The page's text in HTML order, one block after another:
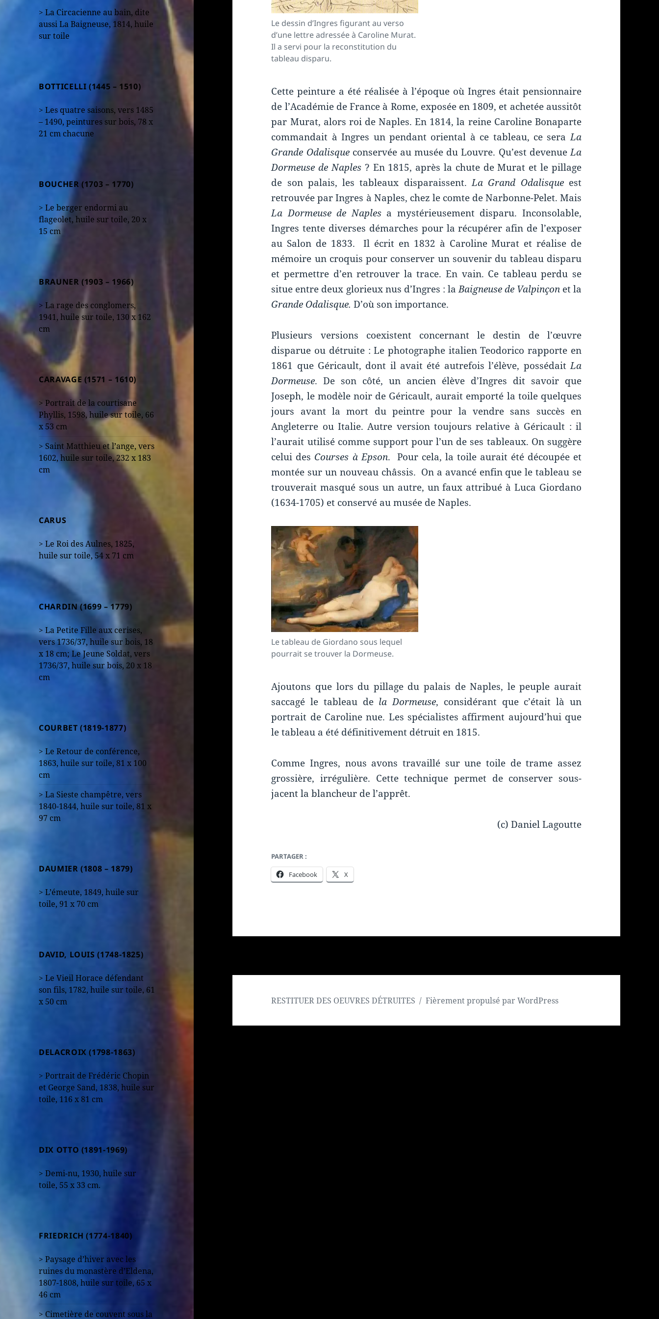
> La Circacienne au bain, dite
aussi La Baigneuse, 1814, huile
sur toile
BOTTICELLI (1445 – 1510)
> Les quatre saisons, vers 1485
– 1490, peintures sur bois, 78 x
21 cm chacune
BOUCHER (1703 – 1770)
> Le berger endormi au
flageolet, huile sur toile, 20 x
15 cm
BRAUNER (1903 – 1966)
> La rage des conglomers,
1941, huile sur toile, 130 x 162
cm
CARAVAGE (1571 – 1610)
> Portrait de la courtisane
Phyllis, 1598, huile sur toile, 66
x 53 cm
> Saint Matthieu et l’ange, vers
1602, huile sur toile, 232 x 183
cm
CARUS
> Le Roi des Aulnes, 1825,
huile sur toile, 54 x 71 cm
CHARDIN (1699 – 1779)
> La Petite Fille aux cerises,
vers 1736/37, huile sur bois, 18
x 18 cm; Le Jeune Soldat, vers
1736/37, huile sur bois, 20 x 18
cm
COURBET (1819-1877)
> Le Retour de conférence,
1863, huile sur toile, 81 x 100
cm
> La Sieste champêtre, vers
1840-1844, huile sur toile, 81 x
97 cm
DAUMIER (1808 – 1879)
> L’émeute, 1849, huile sur
toile, 91 x 70 cm
DAVID, LOUIS (1748-1825)
> Le Vieil Horace défendant
son fils, 1782, huile sur toile, 61
x 50 cm
DELACROIX (1798-1863)
> Portrait de Frédéric Chopin
et George Sand, 1838, huile sur
toile, 116 x 81 cm
DIX OTTO (1891-1969)
> Demi-nu, 1930, huile sur
toile, 55 x 33 cm.
FRIEDRICH (1774-1840)
> Paysage d’hiver avec les
ruines du monastère d’Eldena,
1807-1808, huile sur toile, 65 x
46 cm
> Cimetière de couvent sous la
Le dessin d’Ingres figurant au verso
d’une lettre adressée à Caroline Murat.
Il a servi pour la reconstitution du
tableau disparu.
Cette peinture a été réalisée à l’époque où Ingres était pensionnaire
de l’Académie de France à Rome, exposée en 1809, et achetée aussitôt
par Murat, alors roi de Naples. En 1814, la reine Caroline Bonaparte
commandait à Ingres un pendant oriental à ce tableau, ce seraLa
Grande Odalisqueconservée au musée du Louvre. Qu’est devenueLa
Dormeuse de Naples ? En 1815, après la chute de Murat et le pillage
de son palais, les tableaux disparaissent.La Grand Odalisqueest
retrouvée par Ingres à Naples, chez le comte de Narbonne-Pelet. Mais
La Dormeuse de Naplesa mystérieusement disparu. Inconsolable,
Ingres tente diverses démarches pour la récupérer afin de l’exposer
au Salon de 1833. Il écrit en 1832 à Caroline Murat et réalise de
mémoire un croquis pour conserver un souvenir du tableau disparu
et permettre d’en retrouver la trace. En vain. Ce tableau perdu se
situe entre deux glorieux nus d’Ingres : laBaigneuse de Valpinçonet la
Grande Odalisque.D’où son importance.
Plusieurs versions coexistent concernant le destin de l’œuvre
disparue ou détruite : Le photographe italien Teodorico rapporte en
1861 que Géricault, dont il avait été autrefois l’élève, possédaitLa
Dormeuse. De son côté, un ancien élève d’Ingres dit savoir que
Joseph, le modèle noir de Géricault, aurait emporté la toile quelques
jours avant la mort du peintre pour la vendre sans succès en
Angleterre ou Italie. Autre version toujours relative à Géricault : il
l’aurait utilisé comme support pour l’un de ses tableaux. On suggère
celui des Courses à Epson. Pour cela, la toile aurait été découpée et
montée sur un nouveau châssis. On a avancé enfin que le tableau se
trouverait masqué sous un autre, un faux attribué à Luca Giordano
(1634-1705) et conservé au musée de Naples.
Le tableau de Giordano sous lequel
pourrait se trouver la Dormeuse.
Ajoutons que lors du pillage du palais de Naples, le peuple aurait
saccagé le tableau de la Dormeuse, considérant que c’était là un
portrait de Caroline nue. Les spécialistes affirment aujourd’hui que
le tableau a été définitivement détruit en 1815.
Comme Ingres, nous avons travaillé sur une toile de trame assez
grossière, irrégulière. Cette technique permet de conserver sous-
jacent la blancheur de l’apprêt.
(c) Daniel Lagoutte
PARTAGER :
Facebook X
RESTITUER DES OEUVRES DÉTRUITES Fièrement propulsé par WordPress